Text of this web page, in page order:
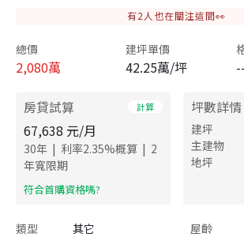
有2 人也在關注這間👀
總價
2,080萬
建坪單價
42.25萬/坪 --
房貸試算 計算
67,638 元/月
30年 | 利率2.35%概算 | 2
年寬限期
​符合首購資格嗎?
坪數詳情
建坪
主建物
地坪
類型 其它 屋齡